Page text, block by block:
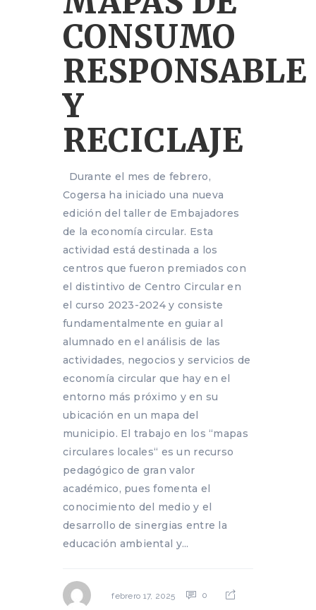
CONSUMO
RESPONSABLE
Y
RECICLAJE
Durante el mes de febrero,
Cogersa ha iniciado una nueva
edición del taller de Embajadores
de la economía circular. Esta
actividad está destinada a los
centros que fueron premiados con
el distintivo de Centro Circular en
el curso 2023-2024 y consiste
fundamentalmente en guiar al
alumnado en el análisis de las
actividades, negocios y servicios de
economía circular que hay en el
entorno más próximo y en su
ubicación en un mapa del
municipio. El trabajo en los “mapas
circulares locales“ es un recurso
pedagógico de gran valor
académico, pues fomenta el
conocimiento del medio y el
desarrollo de sinergias entre la
educación ambiental y...
febrero 17, 2025 0